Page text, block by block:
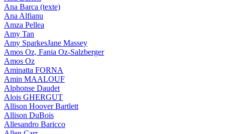
Ana Barca (texte)
Ana Alfianu
Amza Pellea
Amy Tan
Amy SparkesJane Massey
Amos Oz, Fania Oz-Salzberger
Amos Oz
Aminatta FORNA
Amin MAALOUF
Alphonse Daudet
Alois GHERGUT
Allison Hoover Bartlett
Allison DuBois
Allesandro Baricco